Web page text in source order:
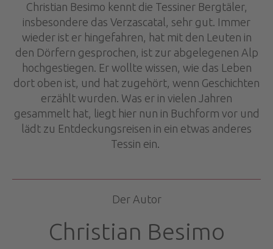
Christian Besimo kennt die Tessiner Bergtäler,
insbesondere das Verzascatal, sehr gut. Immer
wieder ist er hingefahren, hat mit den Leuten in
den Dörfern gesprochen, ist zur abgelegenen Alp
hochgestiegen. Er wollte wissen, wie das Leben
dort oben ist, und hat zugehört, wenn Geschichten
erzählt wurden. Was er in vielen Jahren
gesammelt hat, liegt hier nun in Buchform vor und
lädt zu Entdeckungsreisen in ein etwas anderes
Tessin ein.
Der Autor
Christian Besimo